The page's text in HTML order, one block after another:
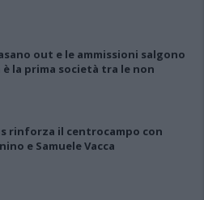
out e le ammissioni salgono
è la prima società tra le non
rinforza il centrocampo con
e Samuele Vacca